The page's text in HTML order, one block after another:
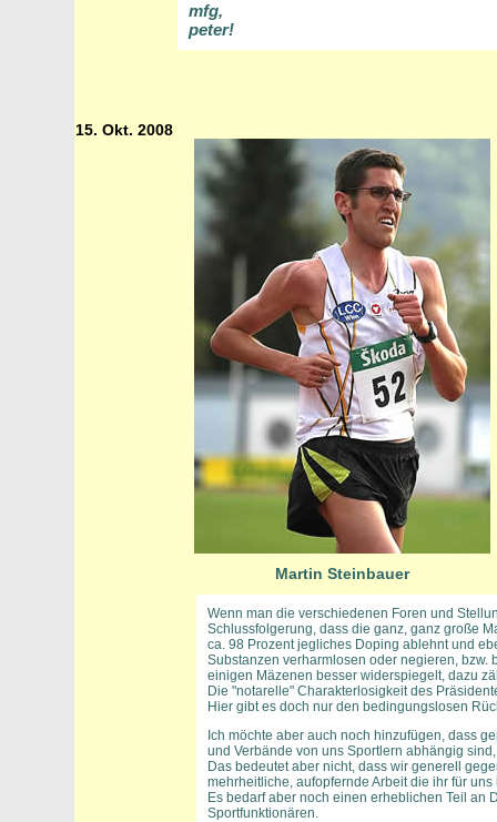
mfg,
peter!
15. Okt. 2008
Martin Steinbauer
Wenn man die verschiedenen Foren und
Schlussfolgerung, dass die ganz, ganz große
ca. 98 Prozent jegliches Doping ablehnt und
Substanzen verharmlosen oder negieren,
einigen Mäzenen besser widerspiegelt, dazu
Die "notarelle" Charakterlosigkeit des
Hier gibt es doch nur den bedingungslosen
Ich möchte aber auch noch hinzufügen, dass
und Verbände von uns Sportlern abhängig
Das bedeutet aber nicht, dass wir generell
mehrheitliche, aufopfernde Arbeit die ihr für uns
Es bedarf aber noch einen erheblichen Teil an
Sportfunktionären.